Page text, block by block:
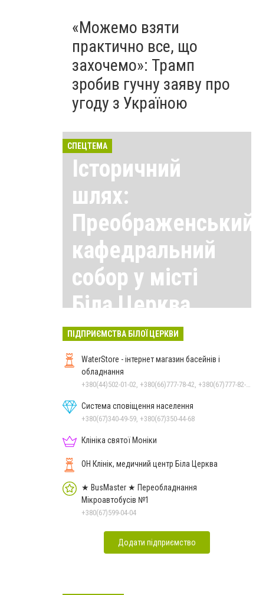
«Можемо взяти
практично все, що
захочемо»: Трамп
зробив гучну заяву про
угоду з Україною
СПЕЦТЕМА
Історичний
шлях:
Преображенський
кафедральний
собор у місті
Біла Церква
Всі матеріали тут
ПІДПРИЄМСТВА БІЛОЇ ЦЕРКВИ
WaterStore - інтернет магазин басейнів і
обладнання
Система сповіщення населення
+380(67)340-49-59, +380(67)350-44-68
Клініка святої Моніки
ОН Клінік, медичний центр Біла Церква
★ BusMaster ★ Переобладнання
Мікроавтобусів №1
+380(67)599-04-04
Додати підприємство